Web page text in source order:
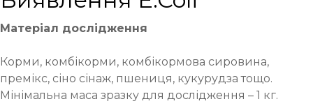
Матеріал дослідження
Корми, комбікорми, комбікормова сировина,
премікс, сіно сінаж, пшениця, кукурудза тощо.
Мінімальна маса зразку для дослідження – 1 кг.